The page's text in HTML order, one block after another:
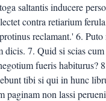
saltantis inducere
contra retiarium
reclamant.' 6. Puto
dicis. 7. Quid si scias
fueris habiturus?
tibi si qui in hunc
paginam non lassi